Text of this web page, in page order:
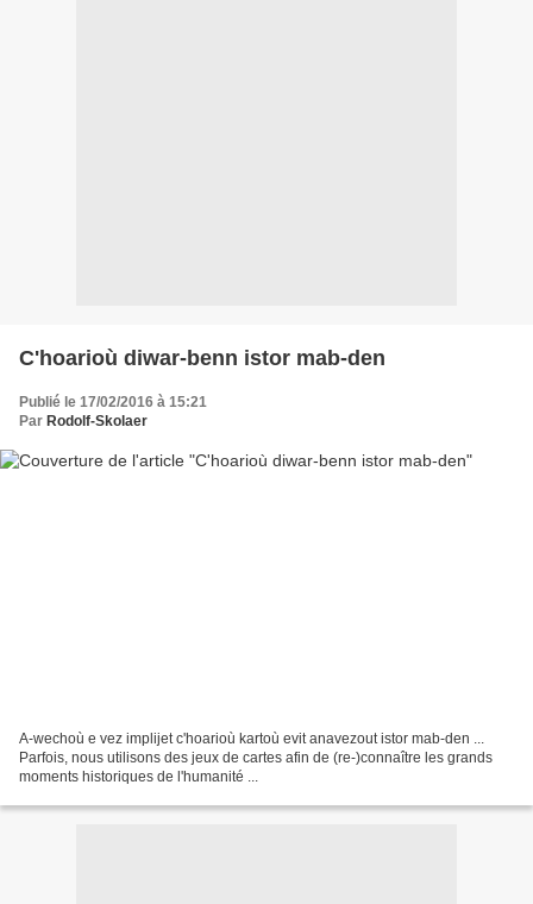
C'hoarioù diwar-benn istor mab-den
Publié le 17/02/2016 à 15:21
Par Rodolf-Skolaer
A-wechoù e vez implijet c'hoarioù kartoù evit anavezout istor mab-den ...
Parfois, nous utilisons des jeux de cartes afin de (re-)connaître les grands
moments historiques de l'humanité ...